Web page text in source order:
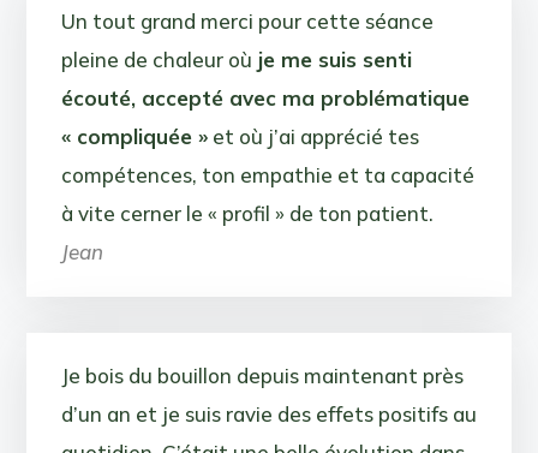
Un tout grand merci pour cette séance
pleine de chaleur où je me suis senti
écouté, accepté avec ma problématique
« compliquée »et où j’ai apprécié tes
compétences, ton empathie et ta capacité
à vite cerner le « profil » de ton patient.
Jean
Je bois du bouillon depuis maintenant près
d’un an et je suis ravie des effets positifs au